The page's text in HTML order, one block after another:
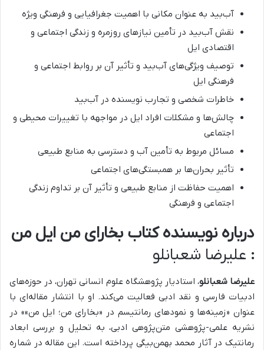
آب‌بید به عنوان مکانی با اهمیت جغرافیایی و فرهنگی ویژه
نقش آب‌بید در تأمین نیازهای روزمره و زندگی اجتماعی و
اقتصادی ایل
توصیف ویژگی‌های آب‌بید و تأثیر آن بر روابط اجتماعی و
فرهنگی ایل
خاطرات شخصی و تجارب نویسنده در آب‌بید
چالش‌ها و مشکلات افراد ایل در مواجهه با تغییرات محیطی و
اجتماعی
مسائل مربوط به تأمین آب و دسترسی به منابع طبیعی
تأثیر بحران‌ها بر همبستگی‌های اجتماعی
اهمیت حفاظت از منابع طبیعی و تأثیر آن بر تداوم زندگی
اجتماعی و فرهنگی
درباره نویسنده کتاب بخارای من ایل من
: علیرضا شعبانلو
علیرضا شعبانلو، استادیار پژوهشگاه علوم انسانی تهران، در حوزه‌های
ادبیات فارسی و نقد ادبی فعالیت می‌کند. او با انتشار مقاله‌ای با
عنوان «زمینه‌ها و نمودهای رمانتیسم در «بخارای من؛ ایل من»» در
نشریه علمی-پژوهشی متن‌پژوهی ادبی، به تحلیل و بررسی ابعاد
رمانتیک در آثار محمد بهمن‌بیگی پرداخته است. این مقاله در شماره